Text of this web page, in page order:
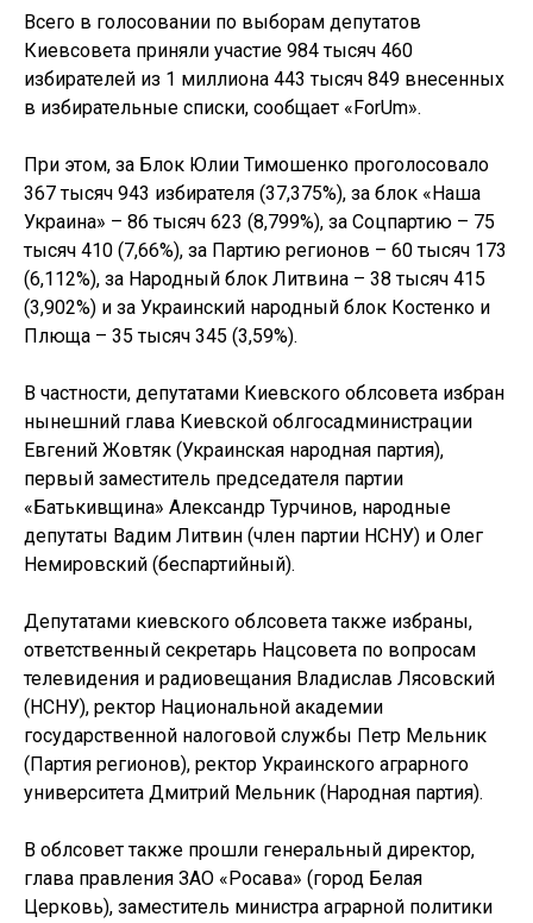
Всего в голосовании по выборам депутатов
Киевсовета приняли участие 984 тысяч 460
избирателей из 1 миллиона 443 тысяч 849 внесенных
в избирательные списки, сообщает «ForUm».
При этом, за Блок Юлии Тимошенко проголосовало
367 тысяч 943 избирателя (37,375%), за блок «Наша
Украина» – 86 тысяч 623 (8,799%), за Соцпартию – 75
тысяч 410 (7,66%), за Партию регионов – 60 тысяч 173
(6,112%), за Народный блок Литвина – 38 тысяч 415
(3,902%) и за Украинский народный блок Костенко и
Плюща – 35 тысяч 345 (3,59%).
В частности, депутатами Киевского облсовета избран
нынешний глава Киевской облгосадминистрации
Евгений Жовтяк (Украинская народная партия),
первый заместитель председателя партии
«Батькивщина» Александр Турчинов, народные
депутаты Вадим Литвин (член партии НСНУ) и Олег
Немировский (беспартийный).
Депутатами киевского облсовета также избраны,
ответственный секретарь Нацсовета по вопросам
телевидения и радиовещания Владислав Лясовский
(НСНУ), ректор Национальной академии
государственной налоговой службы Петр Мельник
(Партия регионов), ректор Украинского аграрного
университета Дмитрий Мельник (Народная партия).
В облсовет также прошли генеральный директор,
глава правления ЗАО «Росава» (город Белая
Церковь), заместитель министра аграрной политики